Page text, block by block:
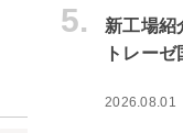
5.
新工場
トレー
2026.08.01